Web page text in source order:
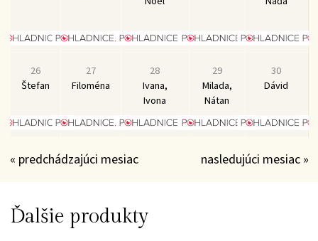
26
Štefan
27
Filoména
28
Ivana,
Ivona
29
Milada,
Nátan
30
Dávid
« predchádzajúci mesiac nasledujúci mesiac »
Ďalšie produkty